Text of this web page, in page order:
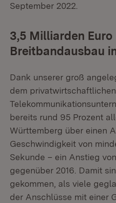
September 2022.
3,5 Milliarden Euro
Breitbandausbau
Dank unserer groß
dem
bereits rund 95 Prozent
Württemberg über einen
Geschwindigkeit von
Sekunde – ein Anstieg
gegenüber 2016. Damit
gekommen, als viele
der Anschlüsse mit einer